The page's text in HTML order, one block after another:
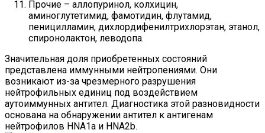
Прочие – аллопуринол, колхицин,
аминоглутетимид, фамотидин, флутамид,
пеницилламин, дихлордифенилтрихлорэтан, этанол,
спиронолактон, леводопа.
Значительная доля приобретенных состояний
представлена иммунными нейтропениями. Они
возникают из-за чрезмерного разрушения
нейтрофильных единиц под воздействием
аутоиммунных антител. Диагностика этой разновидности
основана на обнаружении антител к антигенам
нейтрофилов HNA1a и HNA2b.